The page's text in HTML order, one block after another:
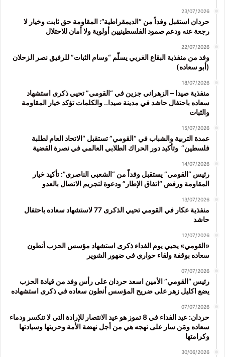
23/07/2026
حردان استقبل وفداً من “الديمقراطية”: المقاومة حق ثابت وخيار لا
رجعة عنه ودعم صمود الفلسطينيين أولوية ولا أمان للاحتلال
22/07/2026
وفد من منفذية البقاع الغربي يسلّم “وسام الثبات” للرفيق نصر الزحلان
(أبو سعاده)
18/07/2026
منفذية صيدا – الزهراني جزين في “القومي” تحيي ذكرى استشهاد
سعاده باحتفال حاشد في مدينة صيدا.. والكلمات تؤكد خيار المقاومة
والثبات
15/07/2026
عمدة التربية والشباب في “القومي” تستقبل “الاتحاد العام لطلبة
فلسطين” وتأكيد دور الحراك الطلابي العالمي في نصرة القضية
14/07/2026
رئيس “القومي” يستقبل وفداً من “الشعبي الناصري”: تأكيد خيار
المقاومة ورفض “اتفاق الإطار” ودعوة لتجريم الاتصال بالعدو
13/07/2026
منفذية عكار في القومي تحيي الذكرى 77 لاستشهاد سعاده باحتفال
حاشد
12/07/2026
«القومي» يحيي يوم الفداء ذكرى استشهاد مؤسس الحزب أنطون
سعاده بوقفة ولقاء حواري في ضهور الشوير
07/07/2026
رئيس “القومي” الأمين اسعد حردان على رأس وفد من قيادة الحزب
يضع اكليل زهر على ضريح المؤسس أنطون سعاده في ذكرى استشهاده
07/07/2026
حردان: عيد الفداء في 8 تموز هو عيد الانتصار للإرادة التي لا تنكسر ودماء
سعاده ومَن سار على نهجه هي من أجل نهضة الأمة وحريتها وسيادتها
وكرامتها
30/06/2026